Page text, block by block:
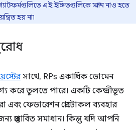
এই ইঙ্গিতগুলিকে সম্মান নাও হতে
হয় না৷
সাথে, RPs একাধিক ডোমেন
করে তুলতে পারে। একটি কেন্দ্রীভূত
এবং ফেডারেশন প্রোটোকল ব্যবহার
প্রস্তাবিত সমাধান। কিন্তু যদি আপনি